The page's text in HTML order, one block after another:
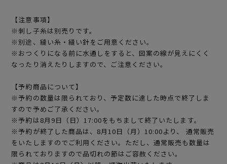
【注意事項】
※刺し子糸は別売りです。
※別途、縫い糸・縫い針をご用意ください。
※おつくりになる前に水通しをすると、図案の線が見えにくく
なったり消えたりしますので、ご注意ください。
【予約商品について】
※予約の数量は限られており、予定数に達した時点で終了しま
すので予めご了承ください。
※予約は8月9日（日）17:00をもちまして終了いたします。
※予約が終了した商品は、8月10日（月）10:00より、 通常販売
をいたしますのでご利用ください。ただし、通常販売も数量は
限られておりますので品切れの節はご容赦ください。